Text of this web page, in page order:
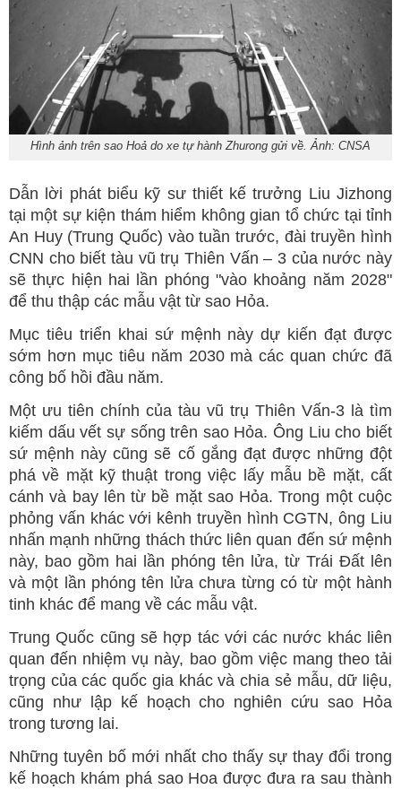
Hình ảnh trên sao Hoả do xe tự hành Zhurong gửi về. Ảnh: CNSA
Dẫn lời phát biểu kỹ sư thiết kế trưởng Liu Jizhong
tại một sự kiện thám hiểm không gian tổ chức tại tỉnh
An Huy (Trung Quốc) vào tuần trước, đài truyền hình
CNN cho biết tàu vũ trụ Thiên Vấn – 3 của nước này
sẽ thực hiện hai lần phóng "vào khoảng năm 2028"
để thu thập các mẫu vật từ sao Hỏa.
Mục tiêu triển khai sứ mệnh này dự kiến ​​đạt được
sớm hơn mục tiêu năm 2030 mà các quan chức đã
công bố hồi đầu năm.
Một ưu tiên chính của tàu vũ trụ Thiên Vấn-3 là tìm
kiếm dấu vết sự sống trên sao Hỏa. Ông Liu cho biết
sứ mệnh này cũng sẽ cố gắng đạt được những đột
phá về mặt kỹ thuật trong việc lấy mẫu bề mặt, cất
cánh và bay lên từ bề mặt sao Hỏa. Trong một cuộc
phỏng vấn khác với kênh truyền hình CGTN, ông Liu
nhấn mạnh những thách thức liên quan đến sứ mệnh
này,​​ bao gồm hai lần phóng tên lửa, từ Trái Đất lên
và một lần phóng tên lửa chưa từng có từ một hành
tinh khác để mang về các mẫu vật.
Trung Quốc cũng sẽ hợp tác với các nước khác liên
quan đến nhiệm vụ này, bao gồm việc mang theo tải
trọng của các quốc gia khác và chia sẻ mẫu, dữ liệu,
cũng như lập kế hoạch cho nghiên cứu sao Hỏa
trong tương lai.
Những tuyên bố mới nhất cho thấy sự thay đổi trong
kế hoạch khám phá sao Hoa được đưa ra sau thành